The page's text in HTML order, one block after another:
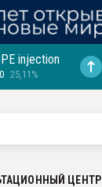
injection
25,11%
ЦЕНТР